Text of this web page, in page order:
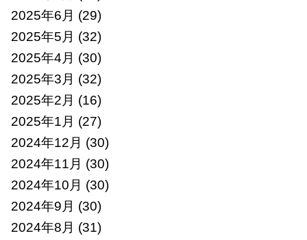
2025年6月 (29)
2025年5月 (32)
2025年4月 (30)
2025年3月 (32)
2025年2月 (16)
2025年1月 (27)
2024年12月 (30)
2024年11月 (30)
2024年10月 (30)
2024年9月 (30)
2024年8月 (31)